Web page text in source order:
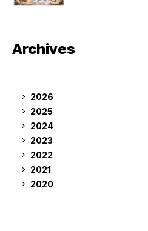
Archives
2026
2025
2024
2023
2022
2021
2020